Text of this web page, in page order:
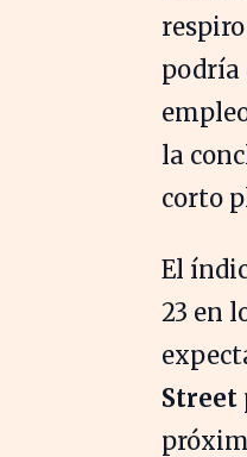
podría
la
corto
El
23 en
Street